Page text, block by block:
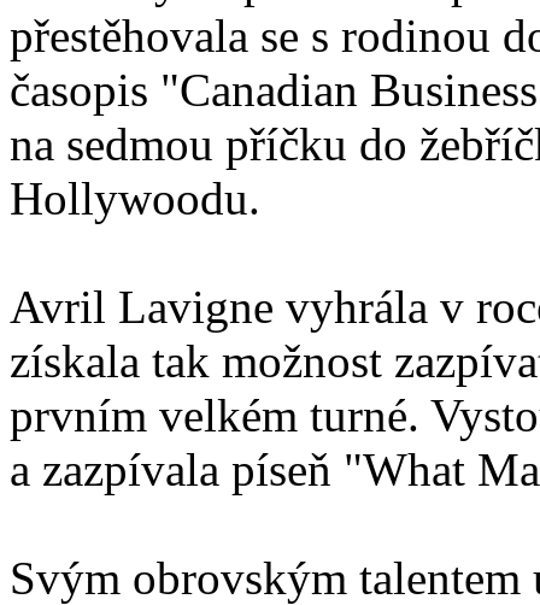
přestěhovala se s rodinou
časopis "Canadian
na sedmou příčku do
Hollywoodu.
Avril Lavigne vyhrála v
získala tak možnost
prvním velkém turné.
a zazpívala píseň "What
Svým obrovským talentem